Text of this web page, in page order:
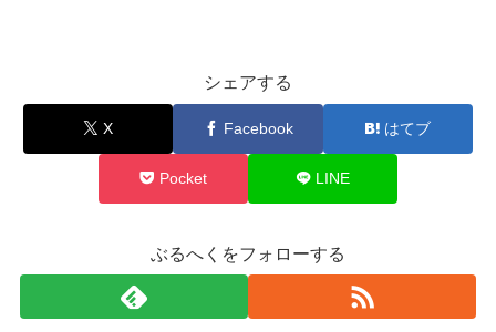
シェアする
X Facebook はてブ
Pocket LINE
ぶるへくをフォローする